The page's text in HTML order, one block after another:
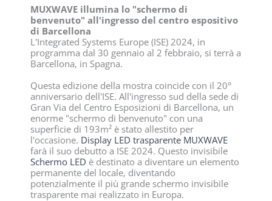
MUXWAVE illumina lo "schermo di
benvenuto" all'ingresso del centro espositivo
di Barcellona
L'Integrated Systems Europe (ISE) 2024, in
programma dal 30 gennaio al 2 febbraio, si terrà a
Barcellona, in Spagna.
Questa edizione della mostra coincide con il 20°
anniversario dell'ISE. All'ingresso sud della sede di
Gran Via del Centro Esposizioni di Barcellona, un
enorme "schermo di benvenuto" con una
superficie di 193m² è stato allestito per
l'occasione. Display LED trasparente MUXWAVE
farà il suo debutto a ISE 2024. Questo invisibile
Schermo LED è destinato a diventare un elemento
permanente del locale, diventando
potenzialmente il più grande schermo invisibile
trasparente mai realizzato in Europa.